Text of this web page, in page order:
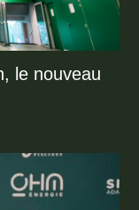
le nouveau